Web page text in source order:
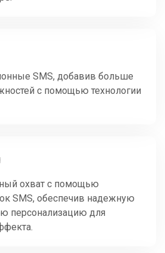
SMS, добавив больше
с помощью технологии
охват с помощью
SMS, обеспечив надежную
персонализацию для